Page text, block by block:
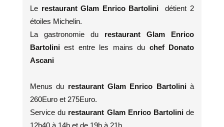
Le restaurant Glam Enrico Bartolini
détient 2
étoiles Michelin.
La gastronomie du restaurant Glam Enrico
Bartoliniest entre les mains du chef Donato
Ascani
Menus du restaurant Glam Enrico Bartolinià
260Euro et 275Euro.
Service du restaurant Glam Enrico Bartolinide
12h40 à 14h et de 19h à 21h.